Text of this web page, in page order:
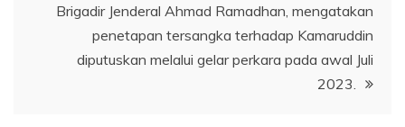
Brigadir Jenderal Ahmad Ramadhan, mengatakan
penetapan tersangka terhadap Kamaruddin
diputuskan melalui gelar perkara pada awal Juli
2023.